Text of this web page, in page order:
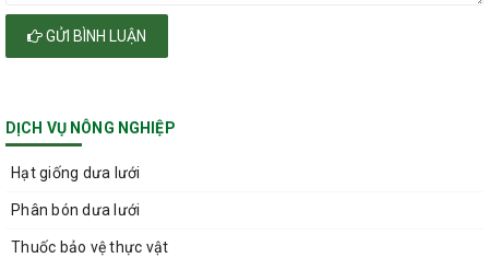
GỬI BÌNH LUẬN
DỊCH VỤ NÔNG NGHIỆP
Hạt giống dưa lưới
Phân bón dưa lưới
Thuốc bảo vệ thực vật